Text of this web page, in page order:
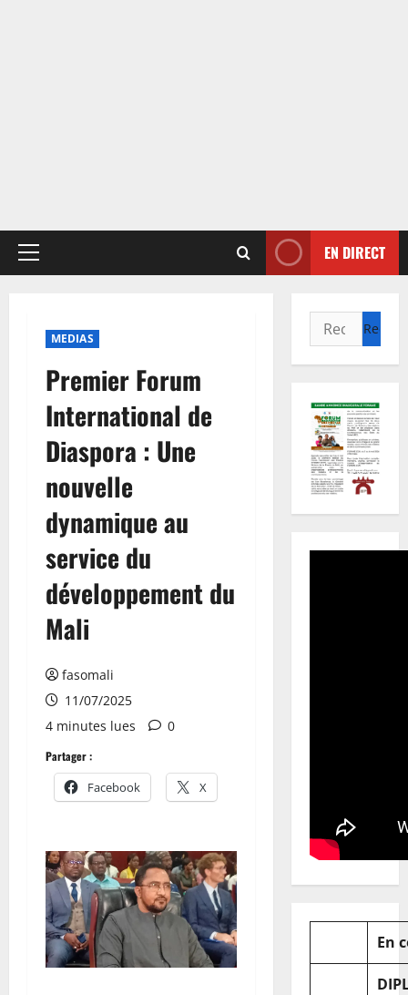
Menu
EN DIRECT
MEDIAS
Premier Forum
International de
Diaspora : Une
nouvelle
dynamique au
service du
développement du
Mali
fasomali
11/07/2025
4 minutes lues
0
Partager :
Facebook X
Rechercher :
En